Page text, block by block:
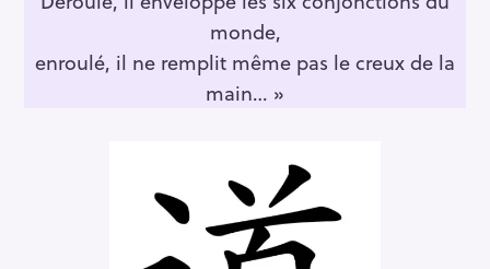
monde,
enroulé, il ne remplit même pas le creux de la
main… »